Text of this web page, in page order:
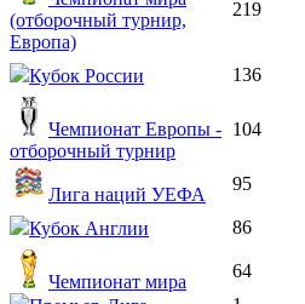
(отборочный турнир,
Европа)
219
Кубок России 136
Чемпионат Европы -
отборочный турнир
104
Лига наций УЕФА
95
Кубок Англии 86
Чемпионат мира
64